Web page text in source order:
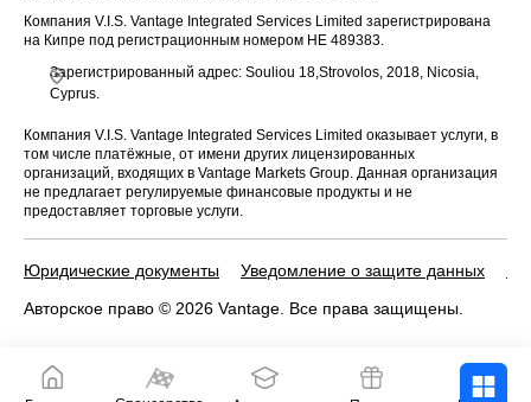
Компания V.I.S. Vantage Integrated Services Limited зарегистрирована
на Кипре под регистрационным номером HE 489383.
Зарегистрированный адрес: Souliou 18,Strovolos, 2018, Nicosia,
Cyprus.
Компания V.I.S. Vantage Integrated Services Limited оказывает услуги, в
том числе платёжные, от имени других лицензированных
организаций, входящих в Vantage Markets Group. Данная организация
не предлагает регулируемые финансовые продукты и не
предоставляет торговые услуги.
Юридические документы Уведомление о защите данных
Авторское право © 2026 Vantage. Все права защищены.